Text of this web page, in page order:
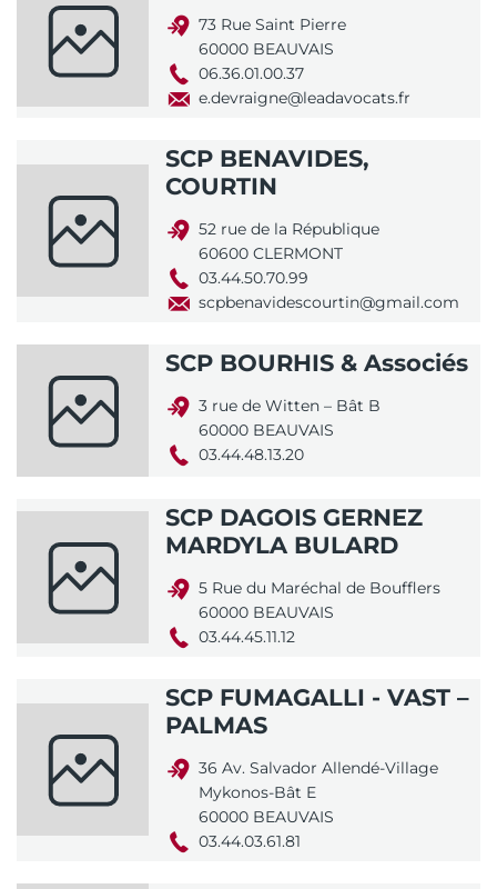
73 Rue Saint Pierre
60000 BEAUVAIS
06.36.01.00.37
e.devraigne@leadavocats.fr
SCP BENAVIDES,
COURTIN
52 rue de la République
60600 CLERMONT
03.44.50.70.99
scpbenavidescourtin@gmail.com
SCP BOURHIS & Associés
3 rue de Witten – Bât B
60000 BEAUVAIS
03.44.48.13.20
SCP DAGOIS GERNEZ
MARDYLA BULARD
5 Rue du Maréchal de Boufflers
60000 BEAUVAIS
03.44.45.11.12
SCP FUMAGALLI - VAST –
PALMAS
36 Av. Salvador Allendé-Village
Mykonos-Bât E
60000 BEAUVAIS
03.44.03.61.81